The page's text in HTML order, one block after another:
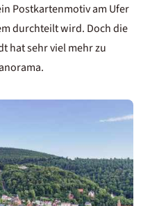
Postkartenmotiv am Ufer
durchteilt wird. Doch die
hat sehr viel mehr zu